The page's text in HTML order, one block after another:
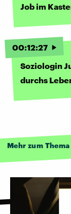
Job im
00:12:27
Soziologin
durchs
Mehr zum